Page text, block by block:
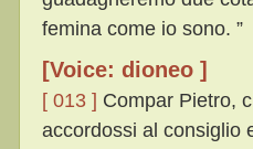
femina come io sono. ”
[Voice: dioneo ]
[ 013 ] Compar Pietro,
accordossi al consiglio